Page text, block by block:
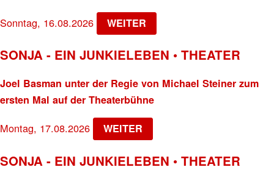
Sonntag, 16.08.2026 WEITER
SONJA - EIN JUNKIELEBEN • THEATER
Joel Basman unter der Regie von Michael Steiner zum
ersten Mal auf der Theaterbühne
Montag, 17.08.2026 WEITER
SONJA - EIN JUNKIELEBEN • THEATER